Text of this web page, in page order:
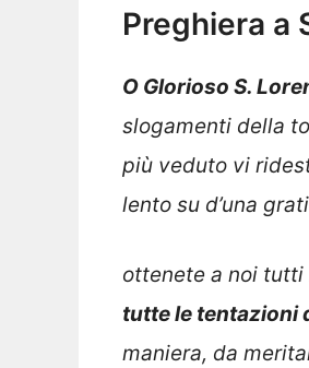
Preghiera a
O Glorioso S.
slogamenti della
più veduto vi
lento su d’una
ottenete a noi
tutte le tentazioni
maniera, da